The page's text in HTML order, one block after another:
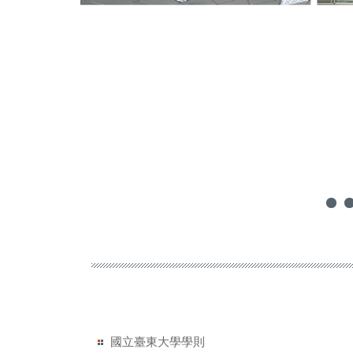
國立臺東大學學則